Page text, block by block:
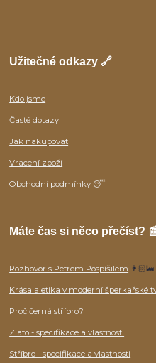
Užitečné odkazy 🔗
Kdo jsme
Časté dotazy
Jak nakupovat
Vracení zboží
Obchodní podmínky 😴
Máte čas si něco přečíst?
Rozhovor s Petrem Pospíšilem 👨🏻‍🏭
Krása a etika v moderní šperkařské
Proč černá stříbro?
Zlato - specifikace a vlastnosti
Stříbro - specifikace a vlastnosti